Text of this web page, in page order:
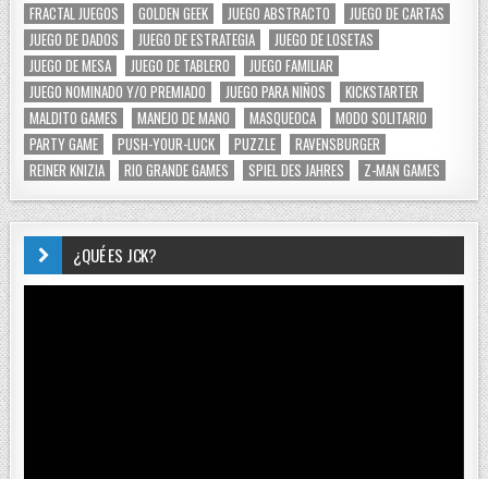
FRACTAL JUEGOS
GOLDEN GEEK JUEGO ABSTRACTO
JUEGO DE CARTAS
JUEGO DE DADOS
JUEGO DE ESTRATEGIA
JUEGO DE LOSETAS
JUEGO DE MESA
JUEGO DE TABLERO
JUEGO FAMILIAR
JUEGO NOMINADO Y/O PREMIADO
JUEGO PARA NIÑOS
KICKSTARTER
MALDITO GAMES
MANEJO DE MANO MASQUEOCA
MODO SOLITARIO
PARTY GAME
PUSH-YOUR-LUCK PUZZLE
RAVENSBURGER
REINER KNIZIA
RIO GRANDE GAMES SPIEL DES JAHRES Z-MAN GAMES
¿QUÉ ES JCK?